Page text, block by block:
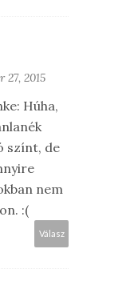
27, 2015
Húha,
színt, de
nem
:(
Válasz